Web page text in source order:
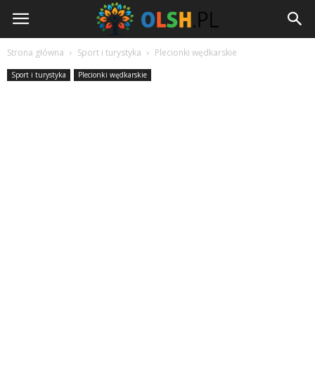
Olsh.pl
Strona główna Sport i turystyka Plecionki wędkarskie
Sport i turystyka Plecionki wędkarskie